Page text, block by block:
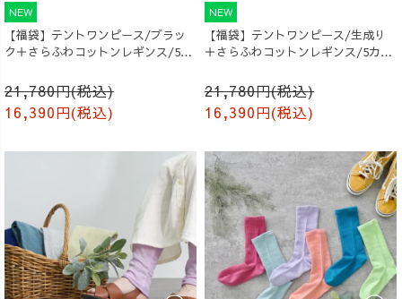
NEW
【福袋】テントワンピース/ブラッ
ク＋さらふわコットンレギンス/5カ
21,780円(税込)
16,390円(税込)
NEW
【福袋】テントワンピース/生成り
＋さらふわコットンレギンス/5カラ
21,780円(税込)
16,390円(税込)